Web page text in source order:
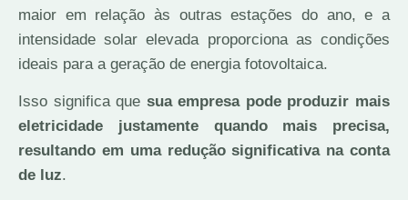
maior em relação às outras estações do ano, e a
intensidade solar elevada proporciona as condições
ideais para a geração de energia fotovoltaica.
Isso significa que sua empresa pode produzir mais
eletricidade justamente quando mais precisa,
resultando em uma redução significativa na conta
de luz.